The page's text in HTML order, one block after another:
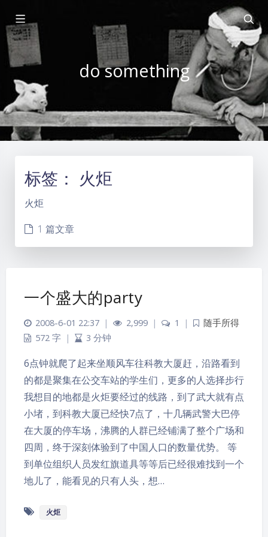
do something
夜间模式
标签： 火炬
火炬
1 篇文章
一个盛大的party
2008-6-01 22:37 | 2,999 | 1 |
随手所得
572 字 | 3 分钟
6点钟就爬了起来坐顺风车往科教大厦赶，沿路看到
的都是聚集在公交车站的学生们，更多的人选择步行
我想目的地都是火炬要经过的线路，到了武大就有点
小堵，到科教大厦已经快7点了，十几辆武警大巴停
在大厦的停车场，沸腾的人群已经铺满了整个广场和
四周，终于深刻体验到了中国人口的数量优势。 等
到单位组织人员发红旗道具等等后已经很难找到一个
地儿了，能看见的只有人头，想…
火炬